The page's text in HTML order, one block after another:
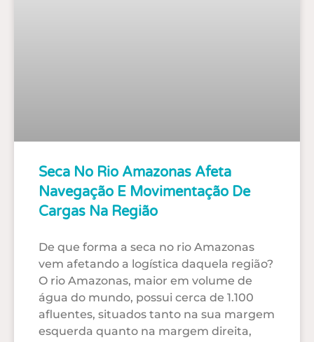
Seca No Rio Amazonas Afeta
Navegação E Movimentação De
Cargas Na Região
De que forma a seca no rio Amazonas
vem afetando a logística daquela região?
O rio Amazonas, maior em volume de
água do mundo, possui cerca de 1.100
afluentes, situados tanto na sua margem
esquerda quanto na margem direita,